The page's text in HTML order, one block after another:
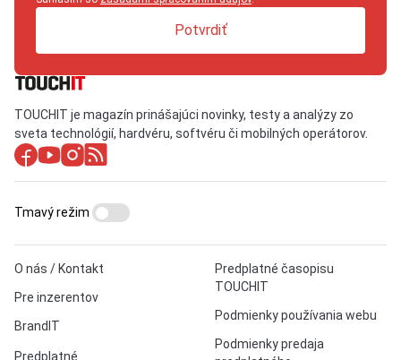
Potvrdiť
TOUCHIT je magazín prinášajúci novinky, testy a analýzy zo
sveta technológií, hardvéru, softvéru či mobilných operátorov.
O nás / Kontakt
Pre inzerentov
BrandIT
Predplatné
Predplatné časopisu
TOUCHIT
Podmienky používania webu
Podmienky predaja
Tmavý režim